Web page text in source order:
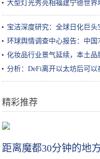
大型灯光秀亮相福建宁德世
宝洁深度研究：全球日化巨头
环球舆情调查中心报告：中
化妆品行业景气延续，本土品
分析：DeFi离开以太坊后可以
精彩推荐
距离魔都30分钟的地